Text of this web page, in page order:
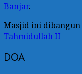
Banjar.
Masjid ini dibangun
Tahmidullah II
DOA